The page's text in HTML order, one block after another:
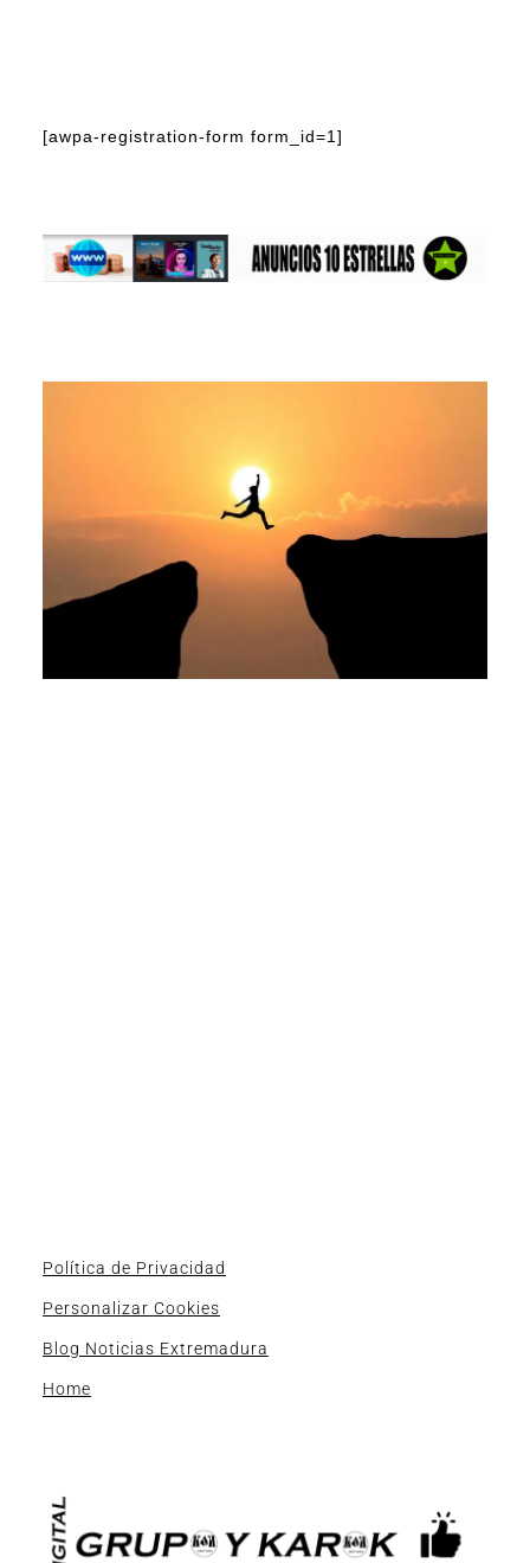
[awpa-registration-form form_id=1]
Política de Privacidad
Personalizar Cookies
Blog Noticias Extremadura
Home